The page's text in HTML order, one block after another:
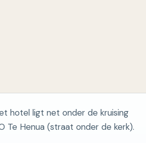
hotel ligt net onder de kruising
Te Henua (straat onder de kerk).